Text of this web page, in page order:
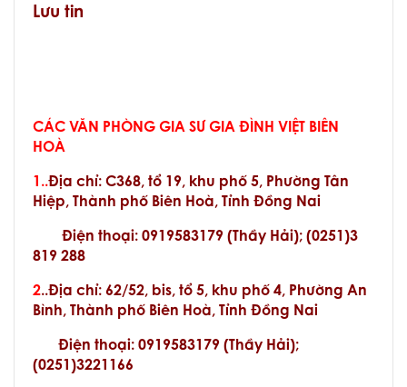
Lưu tin
CÁC VĂN PHÒNG GIA SƯ GIA ĐÌNH VIỆT BIÊN
HOÀ
1..Địa chỉ: C368, tổ 19, khu phố 5, Phường Tân
Hiệp, Thành phố Biên Hoà, Tỉnh Đồng Nai
Điện thoại: 0919583179 (Thầy Hải); (0251)3
819 288
2..Địa chỉ: 62/52, bis, tổ 5, khu phố 4, Phường An
Bình, Thành phố Biên Hoà, Tỉnh Đồng Nai
Điện thoại: 0919583179 (Thầy Hải);
(0251)3221166